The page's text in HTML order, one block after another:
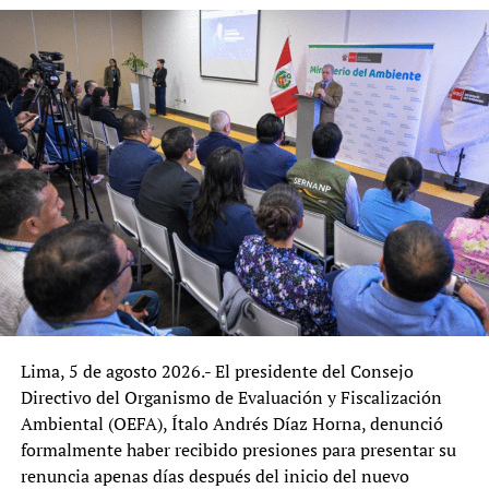
establishment, con discursos de justicia social, soberanía
nacional y cambio constitucional. Por lo que, JP podría
acercarse al 10% – 15%, aunque su ingreso a la segunda
vuelta dependerá tanto de errores de la derecha como de
su capacidad para capitalizar el 38% de electores
indecisos o disconformes.
En ese sentido, la izquierda peruana llega a las elecciones
del 2026 sin un liderazgo nacional claro ni una estrategia
unificadora. Juntos por el Perú aparece como la fuerza
con mejores perspectivas, aunque todavía distante de la
segunda vuelva. Las primarias del 30 de noviembre y 7 de
diciembre serán decisivas para definir planchas
como para medir la posibilidad real de convergencia
entre las distintas corrientes progresistas y de izquierda.
Por ahora, el escenario más probable es que la izquierda
obtenga entre 15 y 20 escaños en el nuevo Congreso,
Lima, 5 de agosto 2026.- El presidente del Consejo
Directivo del Organismo de Evaluación y Fiscalización
Ambiental (OEFA), Ítalo Andrés Díaz Horna, denunció
formalmente haber recibido presiones para presentar su
renuncia apenas días después del inicio del nuevo